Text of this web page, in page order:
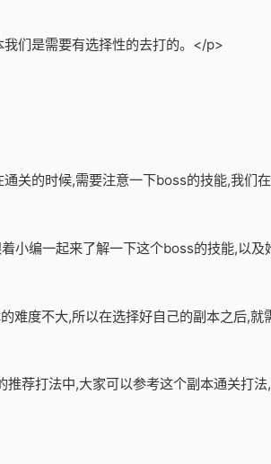
们是需要有选择性的去打的。</p>
关的时候,需要注意一下boss的技能,我们
小编一起来了解一下这个boss的技能,以
度不大,所以在选择好自己的副本之后,
荐打法中,大家可以参考这个副本通关打